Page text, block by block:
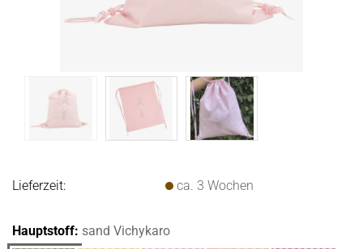
Lieferzeit: ca. 3 Wochen
Hauptstoff: sand Vichykaro